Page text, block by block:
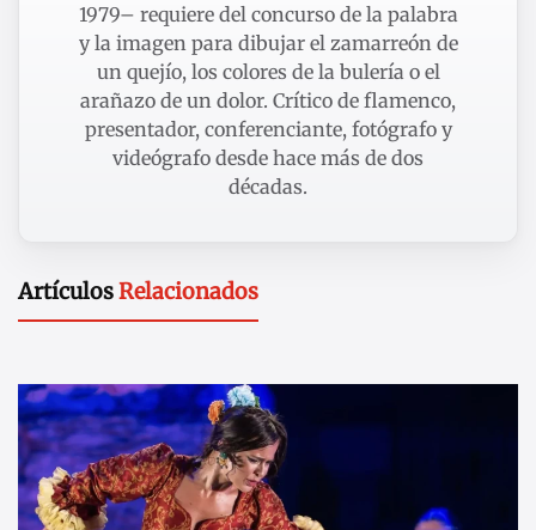
1979– requiere del concurso de la palabra
y la imagen para dibujar el zamarreón de
un quejío, los colores de la bulería o el
arañazo de un dolor. Crítico de flamenco,
presentador, conferenciante, fotógrafo y
videógrafo desde hace más de dos
décadas.
ArtículosRelacionados